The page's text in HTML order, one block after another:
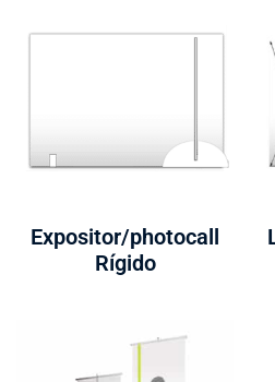
Expositor/photocall
Rígido